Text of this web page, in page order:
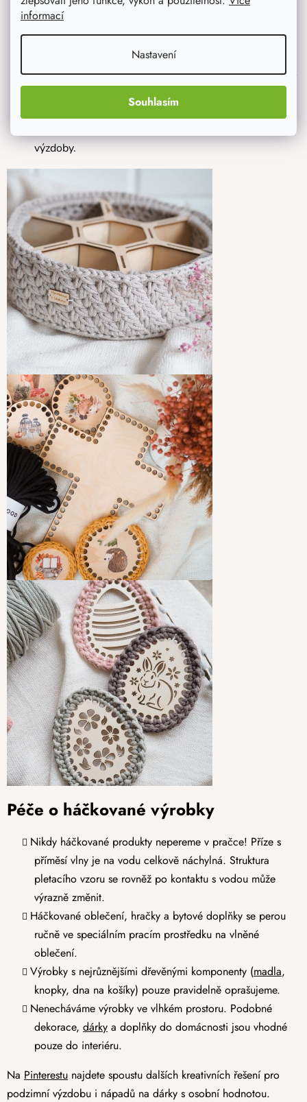
informací
Nastavení
Souhlasím
variant.
Kříž k obháčkováníje oblíbený zejména naVánoce
, ale dekorací nad dvěřmi může být
klidně po celý rok. Polotovar lze využít i jako dno košíku.
Háčkované vánoční ozdoby- vyberte si hned z
několika variant, které budou unikátní
výzdoby.
Péče o háčkované výrobky
Nikdy háčkované produkty nepereme v pračce! Příze s
příměsí vlny je na vodu celkově náchylná. Struktura
pletacího vzoru se rovněž po kontaktu s vodou může
výrazně změnit.
Háčkované oblečení, hračky a bytové doplňky se perou
ručně ve speciálním pracím prostředku na vlněné
oblečení.
Výrobky s nejrůznějšími dřevěnými komponenty (madla,
knopky, dna na košíky) pouze pravidelně oprašujeme.
Nenecháváme výrobky ve vlhkém prostoru. Podobné
dekorace, dárky a doplňky do domácnosti jsou vhodné
pouze do interiéru.
Na Pinterestu najdete spoustu dalších kreativních řešení pro
podzimní výzdobu i nápadů na dárky s osobní hodnotou.